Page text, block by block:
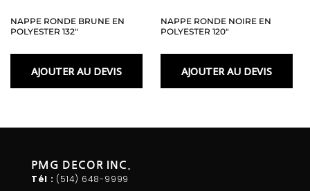
NAPPE RONDE BRUNE EN
POLYESTER 132″
AJOUTER AU DEVIS
NAPPE RONDE NOIRE EN
POLYESTER 120″
AJOUTER AU DEVIS
PMG DECOR INC.
Tél : (514) 648-9999